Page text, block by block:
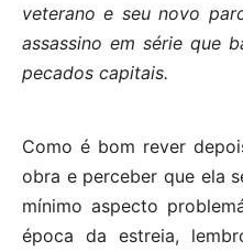
veterano e seu novo
assassino em série que
pecados capitais.
Como é bom rever
obra e perceber que ela
mínimo aspecto
época da estreia,